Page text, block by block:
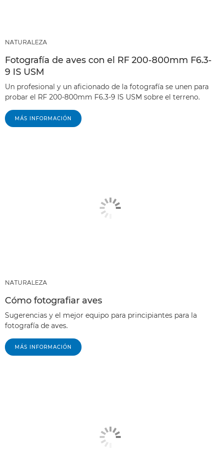
NATURALEZA
Fotografía de aves con el RF 200-800mm F6.3-
9 IS USM
Un profesional y un aficionado de la fotografía se unen para
probar el RF 200-800mm F6.3-9 IS USM sobre el terreno.
MÁS INFORMACIÓN
NATURALEZA
Cómo fotografiar aves
Sugerencias y el mejor equipo para principiantes para la
fotografía de aves.
MÁS INFORMACIÓN